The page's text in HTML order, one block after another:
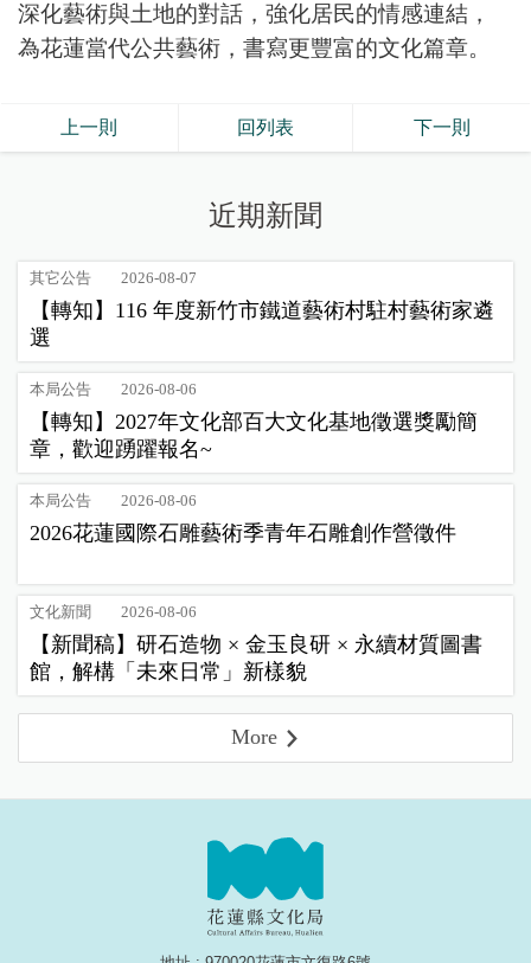
深化藝術與土地的對話，強化居民的情感連結，
為花蓮當代公共藝術，書寫更豐富的文化篇章。
上一則 回列表 下一則
近期新聞
其它公告 2026-08-07
【轉知】116 年度新竹市鐵道藝術村駐村藝術家遴
選
本局公告 2026-08-06
【轉知】2027年文化部百大文化基地徵選獎勵簡
章，歡迎踴躍報名~
本局公告 2026-08-06
2026花蓮國際石雕藝術季青年石雕創作營徵件
文化新聞 2026-08-06
【新聞稿】研石造物 × 金玉良研 × 永續材質圖書
館，解構「未來日常」新樣貌
More